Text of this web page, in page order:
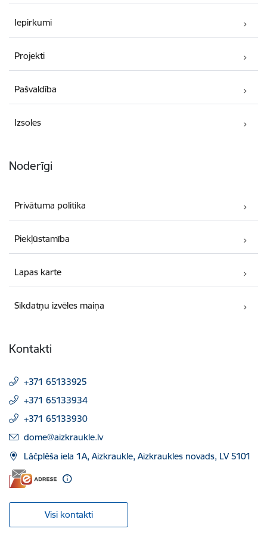
Iepirkumi
Projekti
Pašvaldība
Izsoles
Noderīgi
Privātuma politika
Piekļūstamība
Lapas karte
Sīkdatņu izvēles maiņa
Kontakti
+371 65133925
+371 65133934
+371 65133930
E-pasts:
dome@aizkraukle.lv
Lāčplēša iela 1A, Aizkraukle, Aizkraukles novads, LV 5101
Visi kontakti